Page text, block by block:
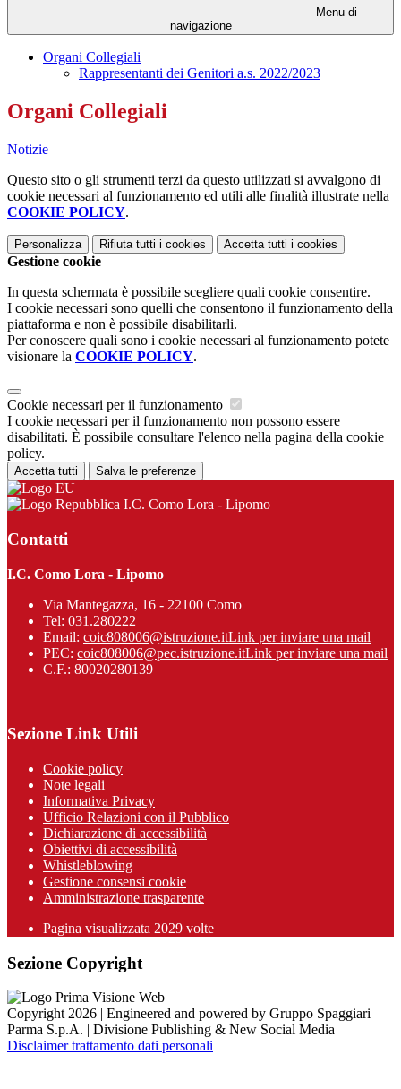
Menu di
navigazione
Organi Collegiali
Rappresentanti dei Genitori a.s. 2022/2023
Organi Collegiali
Notizie
Questo sito o gli strumenti terzi da questo utilizzati si avvalgono di
cookie necessari al funzionamento ed utili alle finalità illustrate nella
COOKIE POLICY.
Personalizza Rifiuta tutti i cookies Accetta tutti i cookies
Gestione cookie
In questa schermata è possibile scegliere quali cookie consentire.
I cookie necessari sono quelli che consentono il funzionamento della
piattaforma e non è possibile disabilitarli.
Per conoscere quali sono i cookie necessari al funzionamento potete
visionare la COOKIE POLICY.
Cookie necessari per il funzionamento
I cookie necessari per il funzionamento non possono essere
disabilitati. È possibile consultare l'elenco nella pagina della cookie
policy.
Accetta tutti Salva le preferenze
I.C. Como Lora - Lipomo
Contatti
I.C. Como Lora - Lipomo
Via Mantegazza, 16 - 22100 Como
Tel: 031.280222
Email: coic808006@istruzione.itLink per inviare una mail
PEC: coic808006@pec.istruzione.itLink per inviare una mail
C.F.: 80020280139
Sezione Link Utili
Cookie policy
Note legali
Informativa Privacy
Ufficio Relazioni con il Pubblico
Dichiarazione di accessibilità
Obiettivi di accessibilità
Whistleblowing
Gestione consensi cookie
Amministrazione trasparente
Pagina visualizzata 2029 volte
Sezione Copyright
Copyright 2026 | Engineered and powered by Gruppo Spaggiari
Parma S.p.A. | Divisione Publishing & New Social Media
Disclaimer trattamento dati personali